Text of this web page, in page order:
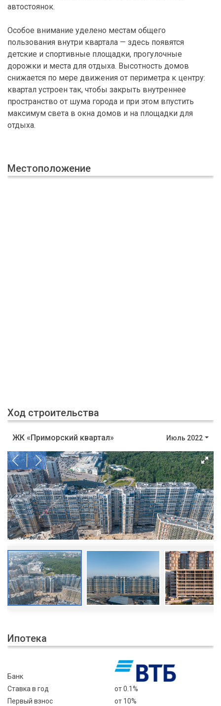
автостоянок.
Особое внимание уделено местам общего
пользования внутри квартала — здесь появятся
детские и спортивные площадки, прогулочные
дорожки и места для отдыха. Высотность домов
снижается по мере движения от периметра к центру:
квартал устроен так, чтобы закрыть внутреннее
пространство от шума города и при этом впустить
максимум света в окна домов и на площадки для
отдыха.
Местоположение
Ход строительства
ЖК «Приморский квартал» Июль 2022
Ипотека
Банк
Ставка в год
от 0.1%
Первый взнос
от 10%